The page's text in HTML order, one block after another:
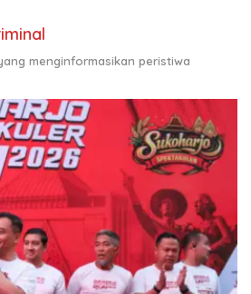
menginformasikan peristiwa